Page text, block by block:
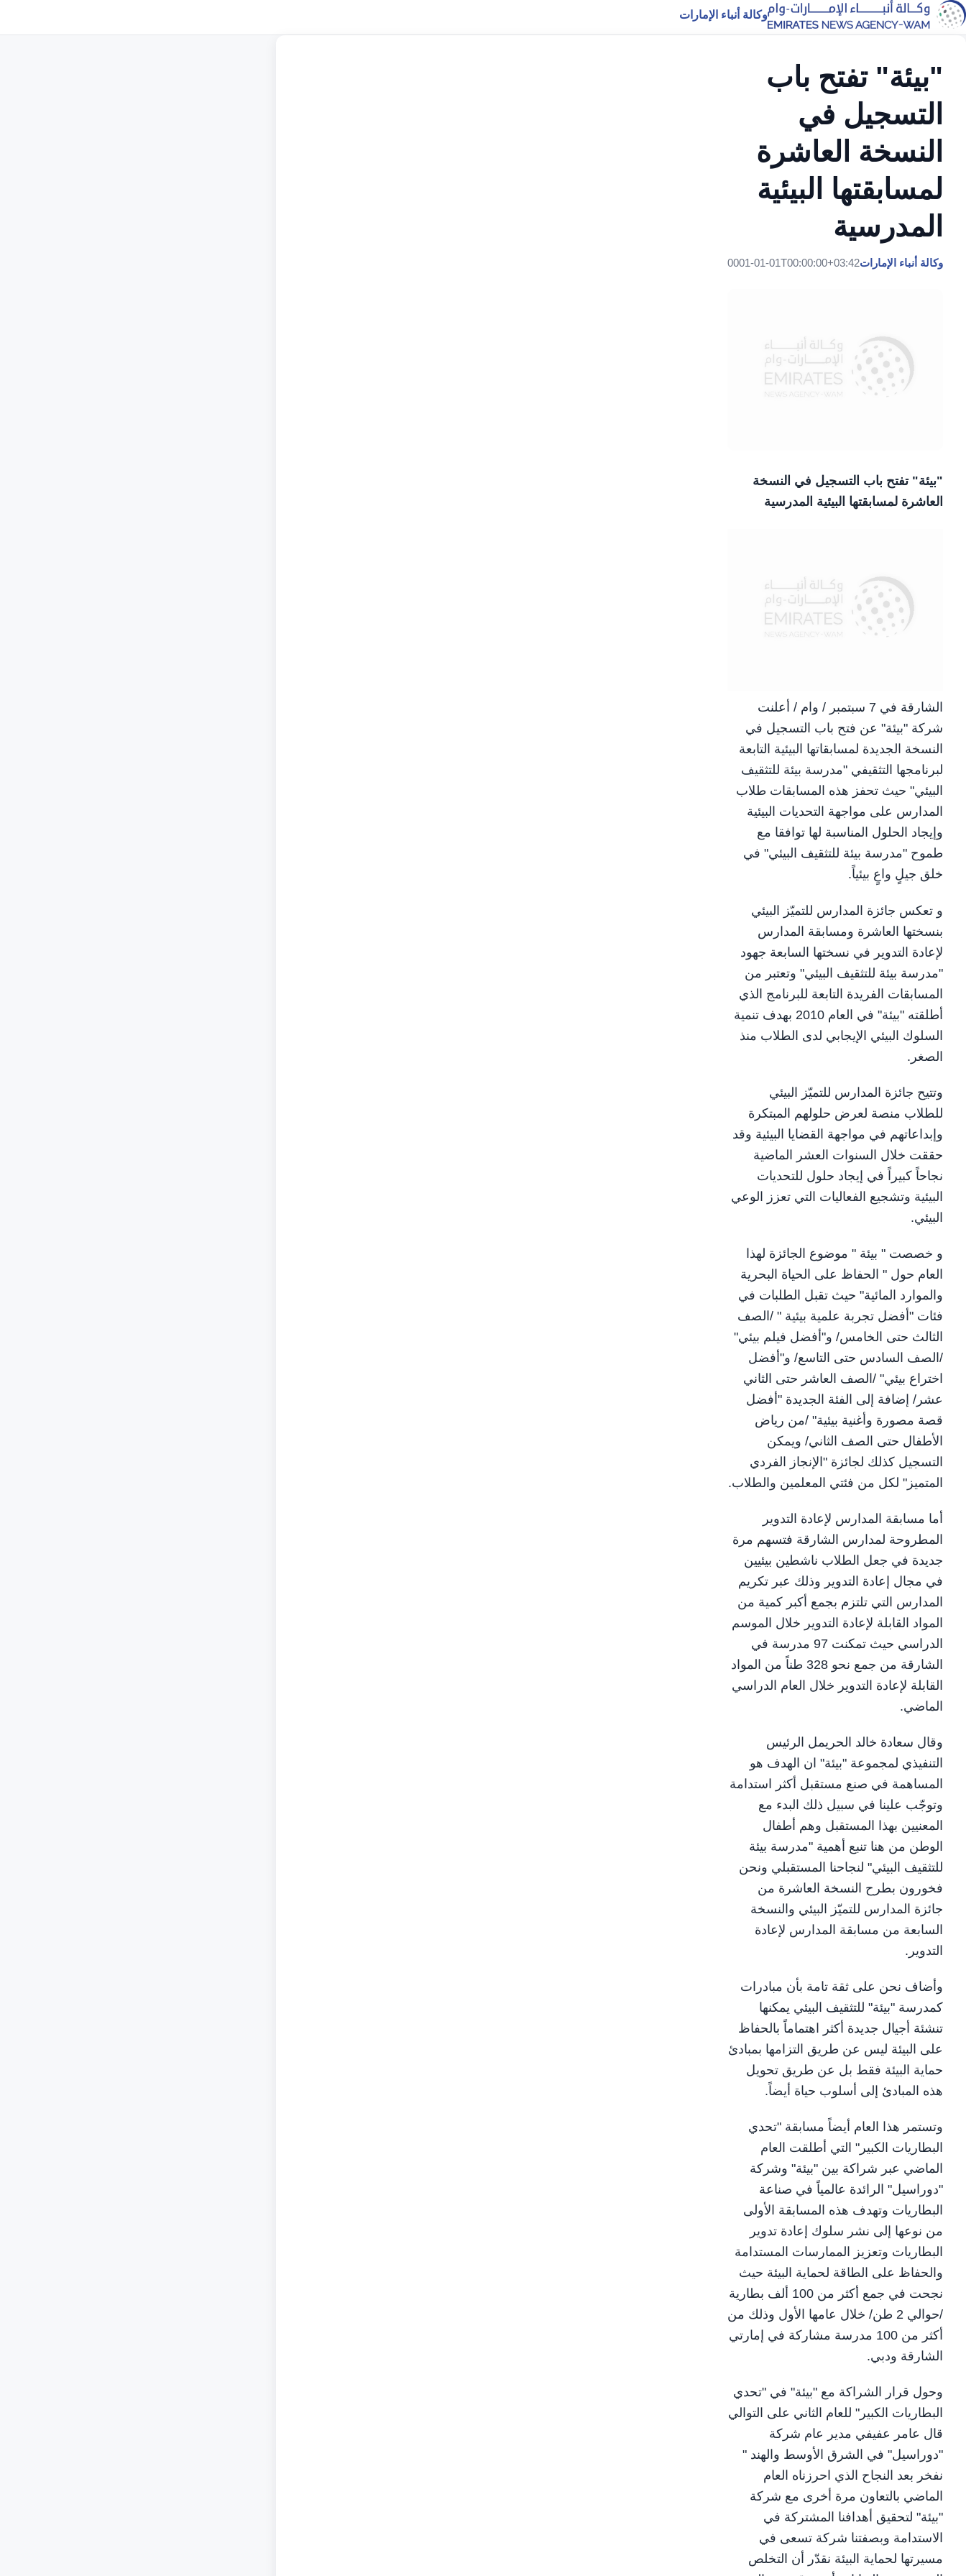
وكالة أنباء الإمارات
"بيئة" تفتح باب
التسجيل في
النسخة العاشرة
لمسابقتها البيئية
المدرسية
وكالة أنباء الإمارات0001-01-01T00:00:00+03:42
"بيئة" تفتح باب التسجيل في النسخة
العاشرة لمسابقتها البيئية المدرسية
الشارقة في 7 سبتمبر / وام / أعلنت
شركة "بيئة" عن فتح باب التسجيل في
النسخة الجديدة لمسابقاتها البيئية التابعة
لبرنامجها التثقيفي "مدرسة بيئة للتثقيف
البيئي" حيث تحفز هذه المسابقات طلاب
المدارس على مواجهة التحديات البيئية
وإيجاد الحلول المناسبة لها توافقا مع
طموح "مدرسة بيئة للتثقيف البيئي" في
خلق جيلٍ واعٍ بيئياً.
و تعكس جائزة المدارس للتميّز البيئي
بنسختها العاشرة ومسابقة المدارس
لإعادة التدوير في نسختها السابعة جهود
"مدرسة بيئة للتثقيف البيئي" وتعتبر من
المسابقات الفريدة التابعة للبرنامج الذي
أطلقته "بيئة" في العام 2010 بهدف تنمية
السلوك البيئي الإيجابي لدى الطلاب منذ
الصغر.
وتتيح جائزة المدارس للتميّز البيئي
للطلاب منصة لعرض حلولهم المبتكرة
وإبداعاتهم في مواجهة القضايا البيئية وقد
حققت خلال السنوات العشر الماضية
نجاحاً كبيراً في إيجاد حلول للتحديات
البيئية وتشجيع الفعاليات التي تعزز الوعي
البيئي.
و خصصت " بيئة " موضوع الجائزة لهذا
العام حول " الحفاظ على الحياة البحرية
والموارد المائية" حيث تقبل الطلبات في
فئات "أفضل تجربة علمية بيئية " /الصف
الثالث حتى الخامس/ و"أفضل فيلم بيئي"
/الصف السادس حتى التاسع/ و"أفضل
اختراع بيئي" /الصف العاشر حتى الثاني
عشر/ إضافة إلى الفئة الجديدة "أفضل
قصة مصورة وأغنية بيئية" /من رياض
الأطفال حتى الصف الثاني/ ويمكن
التسجيل كذلك لجائزة "الإنجاز الفردي
المتميز" لكل من فئتي المعلمين والطلاب.
أما مسابقة المدارس لإعادة التدوير
المطروحة لمدارس الشارقة فتسهم مرة
جديدة في جعل الطلاب ناشطين بيئيين
في مجال إعادة التدوير وذلك عبر تكريم
المدارس التي تلتزم بجمع أكبر كمية من
المواد القابلة لإعادة التدوير خلال الموسم
الدراسي حيث تمكنت 97 مدرسة في
الشارقة من جمع نحو 328 طناً من المواد
القابلة لإعادة التدوير خلال العام الدراسي
الماضي.
وقال سعادة خالد الحريمل الرئيس
التنفيذي لمجموعة "بيئة" ان الهدف هو
المساهمة في صنع مستقبل أكثر استدامة
وتوجّب علينا في سبيل ذلك البدء مع
المعنيين بهذا المستقبل وهم أطفال
الوطن من هنا تنبع أهمية "مدرسة بيئة
للتثقيف البيئي" لنجاحنا المستقبلي ونحن
فخورون بطرح النسخة العاشرة من
جائزة المدارس للتميّز البيئي والنسخة
السابعة من مسابقة المدارس لإعادة
التدوير.
وأضاف نحن على ثقة تامة بأن مبادرات
كمدرسة "بيئة" للتثقيف البيئي يمكنها
تنشئة أجيال جديدة أكثر اهتماماً بالحفاظ
على البيئة ليس عن طريق التزامها بمبادئ
حماية البيئة فقط بل عن طريق تحويل
هذه المبادئ إلى أسلوب حياة أيضاً.
وتستمر هذا العام أيضاً مسابقة "تحدي
البطاريات الكبير" التي أطلقت العام
الماضي عبر شراكة بين "بيئة" وشركة
"دوراسيل" الرائدة عالمياً في صناعة
البطاريات وتهدف هذه المسابقة الأولى
من نوعها إلى نشر سلوك إعادة تدوير
البطاريات وتعزيز الممارسات المستدامة
والحفاظ على الطاقة لحماية البيئة حيث
نجحت في جمع أكثر من 100 ألف بطارية
/حوالي 2 طن/ خلال عامها الأول وذلك من
أكثر من 100 مدرسة مشاركة في إمارتي
الشارقة ودبي.
وحول قرار الشراكة مع "بيئة" في "تحدي
البطاريات الكبير" للعام الثاني على التوالي
قال عامر عفيفي مدير عام شركة
"دوراسيل" في الشرق الأوسط والهند "
نفخر بعد النجاح الذي احرزناه العام
الماضي بالتعاون مرة أخرى مع شركة
"بيئة" لتحقيق أهدافنا المشتركة في
الاستدامة وبصفتنا شركة تسعى في
مسيرتها لحماية البيئة نقدّر أن التخلص